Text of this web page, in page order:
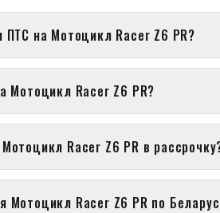
на Мотоцикл Racer Z6 PR?
Мотоцикл Racer Z6 PR?
Racer Z6 PR в
Мотоцикл Racer Z6 PR по